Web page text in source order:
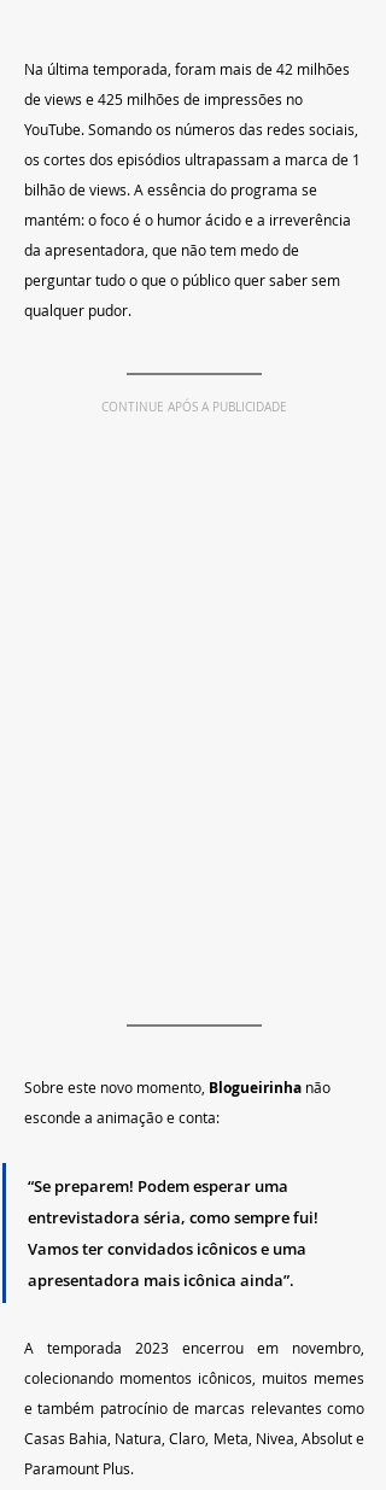
Na última temporada, foram mais de 42 milhões
de views e 425 milhões de impressões no
YouTube. Somando os números das redes sociais,
os cortes dos episódios ultrapassam a marca de 1
bilhão de views. A essência do programa se
mantém: o foco é o humor ácido e a irreverência
da apresentadora, que não tem medo de
perguntar tudo o que o público quer saber sem
qualquer pudor.
CONTINUE APÓS A PUBLICIDADE
Sobre este novo momento, Blogueirinha não
esconde a animação e conta:
“Se preparem! Podem esperar uma
entrevistadora séria, como sempre fui!
Vamos ter convidados icônicos e uma
apresentadora mais icônica ainda”.
A temporada 2023 encerrou em novembro,
colecionando momentos icônicos, muitos memes
e também patrocínio de marcas relevantes como
Casas Bahia, Natura, Claro, Meta, Nivea, Absolut e
Paramount Plus.